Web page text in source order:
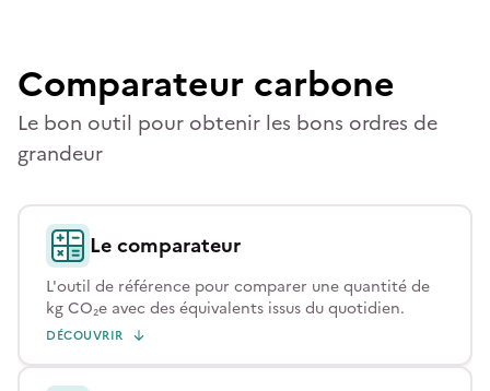
Comparateur carbone
Le bon outil pour obtenir les bons ordres de
grandeur
Le comparateur
L'outil de référence pour comparer une quantité de
kg CO₂e avec des équivalents issus du quotidien.
DÉCOUVRIR